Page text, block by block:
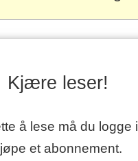
Kjære leser!
å lese må du logge
et abonnement.